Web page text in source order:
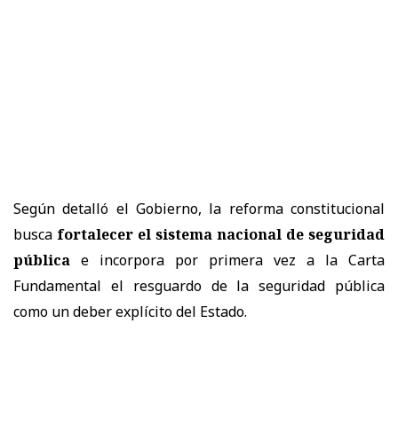
Según detalló el Gobierno, la reforma constitucional
busca fortalecer el sistema nacional de seguridad
pública e incorpora por primera vez a la Carta
Fundamental el resguardo de la seguridad pública
como un deber explícito del Estado.